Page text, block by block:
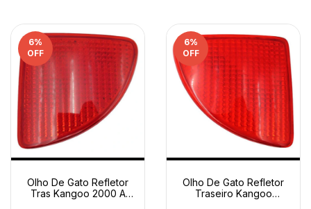
6%
OFF
Olho De Gato Refletor
Tras Kangoo 2000 A
6%
OFF
Olho De Gato Refletor
Traseiro Kangoo